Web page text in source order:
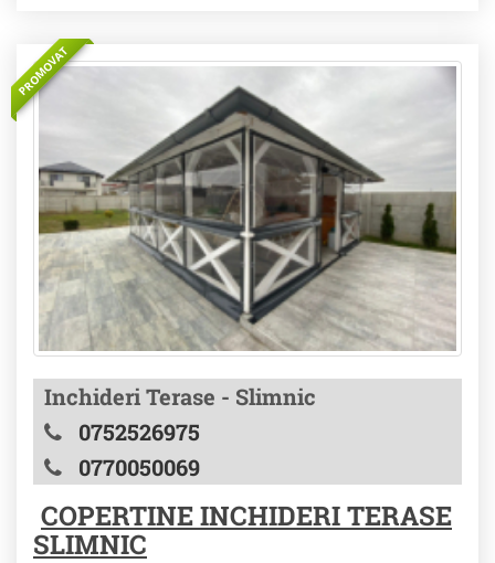
PROMOVAT
Inchideri Terase - Slimnic
0752526975
0770050069
COPERTINE INCHIDERI TERASE
SLIMNIC